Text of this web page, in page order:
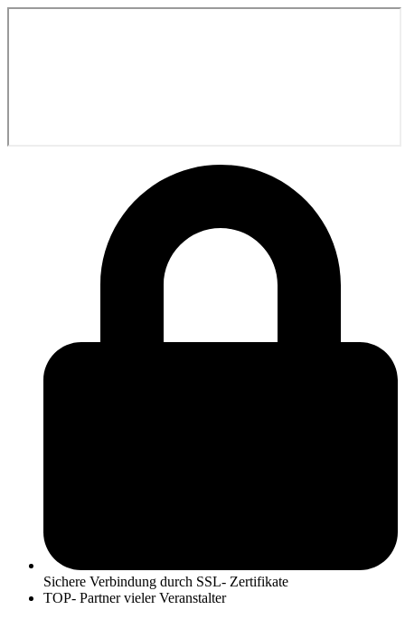
Sichere Verbindung durch SSL- Zertifikate
TOP- Partner vieler Veranstalter